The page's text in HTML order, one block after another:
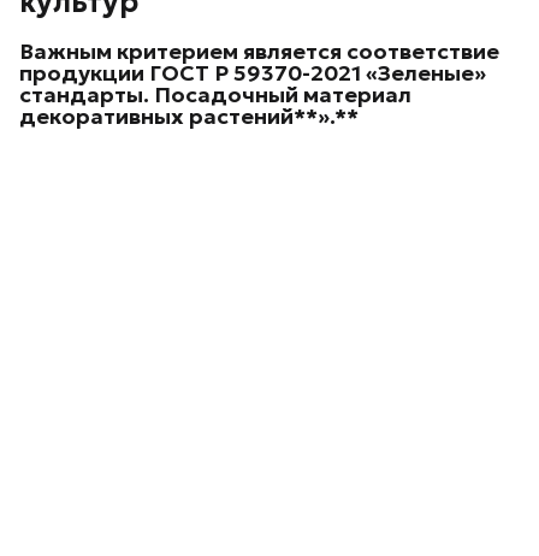
Важным критерием является соответствие
продукции ГОСТ Р 59370-2021 «Зеленые»
стандарты. Посадочный материал
декоративных растений**».**